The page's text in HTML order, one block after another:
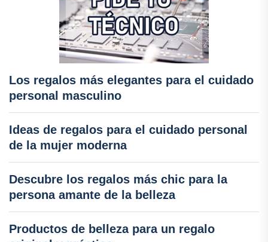
Los regalos más elegantes para el cuidado
personal masculino
Ideas de regalos para el cuidado personal
de la mujer moderna
Descubre los regalos más chic para la
persona amante de la belleza
Productos de belleza para un regalo